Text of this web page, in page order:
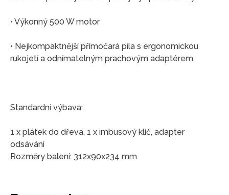
• Výkonný 500 W motor
• Nejkompaktnější přímočará pila s ergonomickou
rukojetí a odnímatelným prachovým adaptérem
Standardní výbava:
1 x plátek do dřeva, 1 x imbusový klíč, adapter
odsávání
Rozměry balení: 312x90x234 mm